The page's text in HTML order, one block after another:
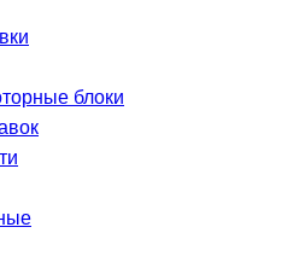
блоки